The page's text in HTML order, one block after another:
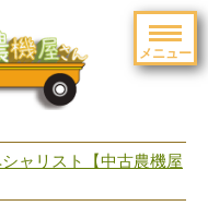
メニュー
ャリスト【中古農機屋